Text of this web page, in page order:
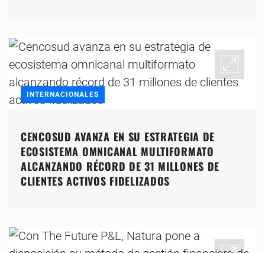
INTERNACIONALES
CENCOSUD AVANZA EN SU ESTRATEGIA DE
ECOSISTEMA OMNICANAL MULTIFORMATO
ALCANZANDO RÉCORD DE 31 MILLONES DE
CLIENTES ACTIVOS FIDELIZADOS